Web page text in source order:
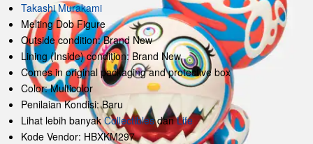
Takashi Murakami
Melting Dob Figure
Outside condition: Brand New
Lining (Inside) condition: Brand New
Comes in original packaging and protective box
Color: Multicolor
Penilaian Kondisi: Baru
Lihat lebih banyakCollectiblesdanLife
Kode Vendor: HBXKM297